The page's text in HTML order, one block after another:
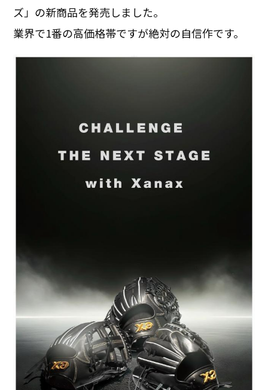
ズ」の新商品を発売しました。
業界で1番の高価格帯ですが絶対の自信作です。